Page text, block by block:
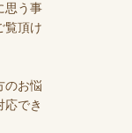
思う事
覧頂け
のお悩
応でき